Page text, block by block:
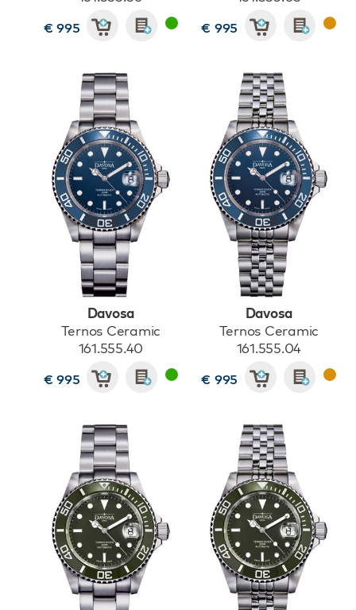
€ 995
€ 995
Davosa
Ternos Ceramic
161.555.40
€ 995
Davosa
Ternos Ceramic
161.555.04
€ 995